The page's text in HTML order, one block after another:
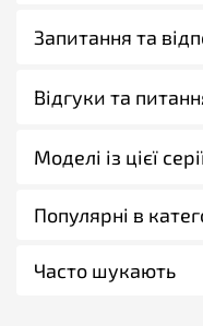
Запитання та
Відгуки та
Моделі із цієї
Популярні в
Часто шукають